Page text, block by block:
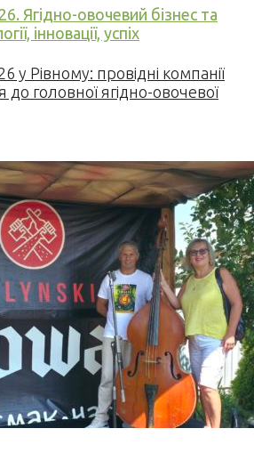
Ягідно-овочевий бізнес та
інновації, успіх
у Рівному: провідні компанії
до головної ягідно-овочевої